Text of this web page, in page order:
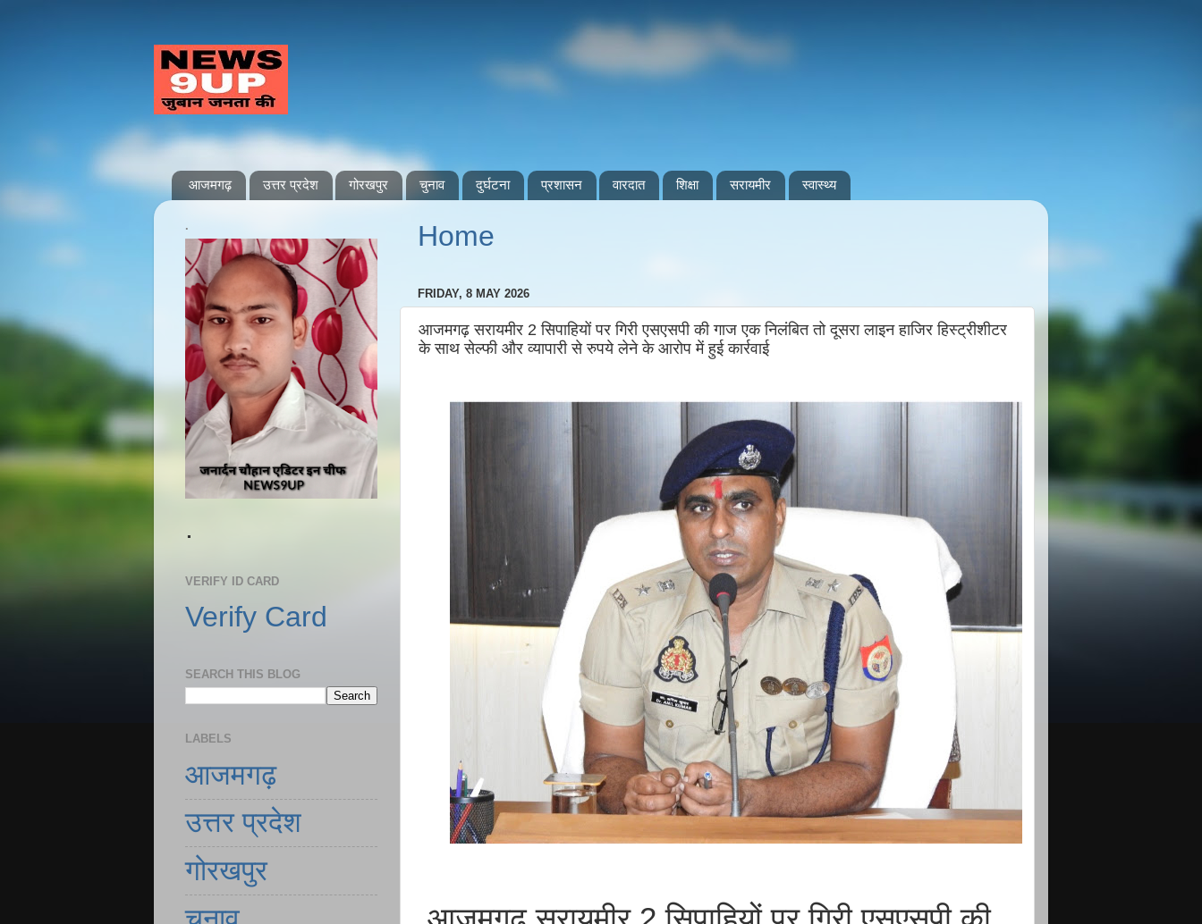
आजमगढ़ उत्तर प्रदेश गोरखपुर चुनाव दुर्घटना प्रशासन वारदात शिक्षा सरायमीर स्वास्थ्य
Home
FRIDAY, 8 MAY 2026
आजमगढ़ सरायमीर 2 सिपाहियों पर गिरी एसएसपी की गाज एक निलंबित तो दूसरा लाइन हाजिर हिस्ट्रीशीटर
के साथ सेल्फी और व्यापारी से रुपये लेने के आरोप में हुई कार्रवाई
.
.
VERIFY ID CARD
Verify Card
SEARCH THIS BLOG
LABELS
आजमगढ़
उत्तर प्रदेश
गोरखपुर